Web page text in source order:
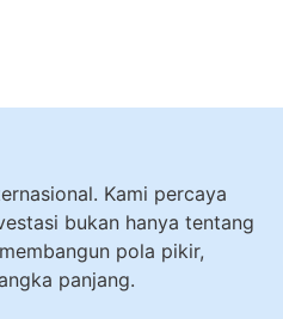
Kami percaya
bukan hanya tentang
pola pikir,
panjang.